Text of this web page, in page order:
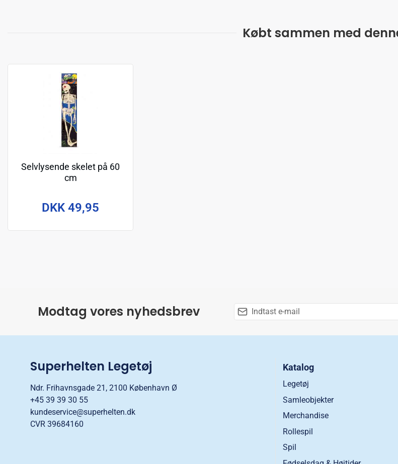
Købt sammen med
Selvlysende skelet på 60
cm
DKK 49,95
Modtag vores nyhedsbrev
Superhelten Legetøj
Ndr. Frihavnsgade 21, 2100 København Ø
+45 39 39 30 55
kundeservice@superhelten.dk
CVR 39684160
Katalog
Legetøj
Samleobjekter
Merchandise
Rollespil
Spil